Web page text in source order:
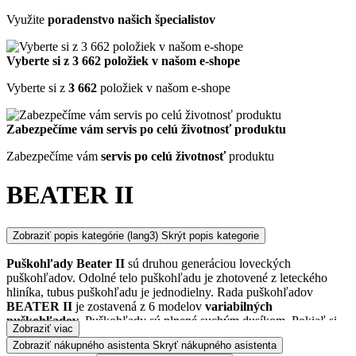
Využite poradenstvo našich špecialistov
Vyberte si z 3 662 položiek v našom e-shope
Vyberte si z 3 662 položiek v našom e-shope
Zabezpečíme vám servis po celú životnosť produktu
Zabezpečíme vám servis po celú životnosťproduktu
BEATER II
Zobraziť popis kategórie (lang3) Skrýt popis kategorie
Puškohľady Beater II sú druhou generáciou loveckých
puškohľadov. Odolné telo puškohľadu je zhotovené z leteckého
hliníka, tubus puškohľadu je jednodielny. Rada puškohľadov
BEATER II je zostavená z 6 modelov variabilných
puškohľadov. Puškohľady sú plnené suchým dusíkom. Pokiaľ si
neviete rady s výberom puškohľadu, pripravili sme si pre vás článok
AKO VYBRAŤ PUŠKOHĽAD
Zobraziť viac
Zobraziť nákupného asistenta Skryť nákupného asistenta